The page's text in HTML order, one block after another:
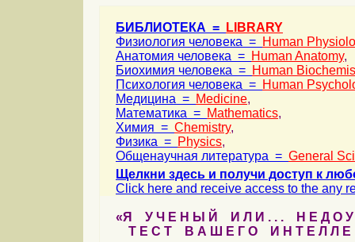
БИБЛИОТЕКА =
LIBRARY
Физиология человека = Human
Анатомия человека = Human Anatomy,
Биохимия человека = Human
Психология человека = Human
Медицина = Medicine,
Математика = Mathematics,
Химия = Chemistry,
Физика = Physics,
Общенаучная литература = General
Щелкни здесь и получи доступ к
Click here and receive access to the any
«Я У Ч Е Н Ы Й И Л И . . . Н Е Д О У
Т Е С Т В А Ш Е Г О И Н Т Е Л Л Е